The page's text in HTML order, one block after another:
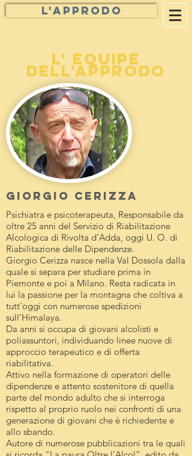
L'approdo
L' EQUIPE
Dell'approdo
Giorgio cerizza
Psichiatra e psicoterapeuta, Responsabile da
oltre 25 anni del Servizio di Riabilitazione
Alcologica di Rivolta d’Adda, oggi U. O. di
Riabilitazione delle Dipendenze.
Giorgio Cerizza nasce nella Val Dossola dalla
quale si separa per studiare prima in
Piemonte e poi a Milano. Resta radicata in
lui la passione per la montagna che coltiva a
tutt'oggi con numerose spedizioni
sull’Himalaya.
Da anni si occupa di giovani alcolisti e
poliassuntori, individuando linee nuove di
approccio terapeutico e di offerta
riabilitativa.
Attivo nella formazione di operatori delle
dipendenze e attento sostenitore di quella
parte del mondo adulto che si interroga
rispetto al proprio ruolo nei confronti di una
generazione di giovani che è richiedente e
allo sbando.
Autore di numerose pubblicazioni tra le quali